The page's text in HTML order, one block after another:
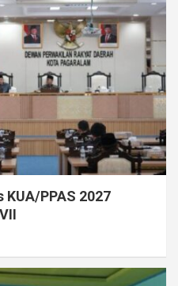
KUA/PPAS 2027